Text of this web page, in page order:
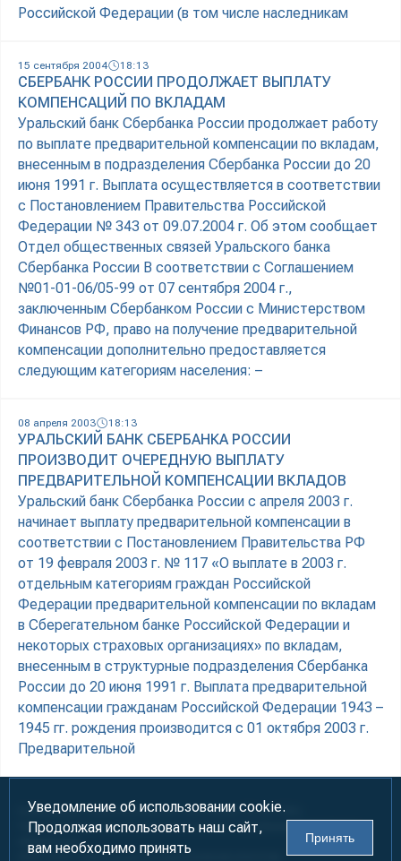
Российской Федерации (в том числе наследникам
15 сентября 2004 18:13
СБЕРБАНК РОССИИ ПРОДОЛЖАЕТ ВЫПЛАТУ
КОМПЕНСАЦИЙ ПО ВКЛАДАМ
Уральский банк Сбербанка России продолжает работу
по выплате предварительной компенсации по вкладам,
внесенным в подразделения Сбербанка России до 20
июня 1991 г. Выплата осуществляется в соответствии
с Постановлением Правительства Российской
Федерации № 343 от 09.07.2004 г. Об этом сообщает
Отдел общественных связей Уральского банка
Сбербанка России В соответствии с Соглашением
№01-01-06/05-99 от 07 сентября 2004 г.,
заключенным Сбербанком России с Министерством
Финансов РФ, право на получение предварительной
компенсации дополнительно предоставляется
следующим категориям населения: –
08 апреля 2003 18:13
УРАЛЬСКИЙ БАНК СБЕРБАНКА РОССИИ
ПРОИЗВОДИТ ОЧЕРЕДНУЮ ВЫПЛАТУ
ПРЕДВАРИТЕЛЬНОЙ КОМПЕНСАЦИИ ВКЛАДОВ
Уральский банк Сбербанка России c апреля 2003 г.
начинает выплату предварительной компенсации в
соответствии с Постановлением Правительства РФ
от 19 февраля 2003 г. № 117 «О выплате в 2003 г.
отдельным категориям граждан Российской
Федерации предварительной компенсации по вкладам
в Сберегательном банке Российской Федерации и
некоторых страховых организациях» по вкладам,
внесенным в структурные подразделения Сбербанка
России до 20 июня 1991 г. Выплата предварительной
компенсации гражданам Российской Федерации 1943 –
1945 гг. рождения производится с 01 октября 2003 г.
Предварительной
Информация предназначена для лиц старше 18 лет (18+)
При использовании материалов ссылка на «УралБизнесКонсалтинг»
2000-2026 Информационно-аналитическое агентство
Уведомление об использовании cookie.
Продолжая использовать наш сайт,
вам необходимо принять
Принять